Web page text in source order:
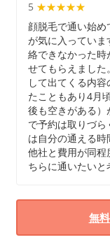
5 ★★★★★
★★★★★
顔脱毛で通い始
が気に入ってい
絡できなかった時
せてもらえまし
して出てくる内
たこともあり4月
後も空きがある
で予約は取りづ
は自分の通える時
他社と費用が同程
ちらに通いたいと
無